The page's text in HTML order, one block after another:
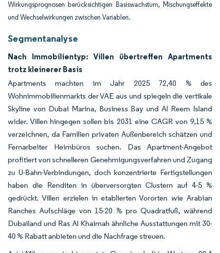
Wirkungsprognosen berücksichtigen Basiswachstum, Mischungseffekte
und Wechselwirkungen zwischen Variablen.
Segmentanalyse
Nach Immobilientyp: Villen übertreffen Apartments
trotz kleinerer Basis
Apartments machten im Jahr 2025 72,40 % des
Wohnimmobilienmarkts der VAE aus und spiegeln die vertikale
Skyline von Dubai Marina, Business Bay und Al Reem Island
wider. Villen hingegen sollen bis 2031 eine CAGR von 9,15 %
verzeichnen, da Familien privaten Außenbereich schätzen und
Fernarbeiter Heimbüros suchen. Das Apartment-Angebot
profitiert von schnelleren Genehmigungsverfahren und Zugang
zu U-Bahn-Verbindungen, doch konzentrierte Fertigstellungen
haben die Renditen in überversorgten Clustern auf 4-5 %
gedrückt. Villen erzielen in etablierten Vororten wie Arabian
Ranches Aufschläge von 15-20 % pro Quadratfuß, während
Dubailand und Ras Al Khaimah ähnliche Ausstattungen mit 30-
40 % Rabatt anbieten und die Nachfrage streuen.